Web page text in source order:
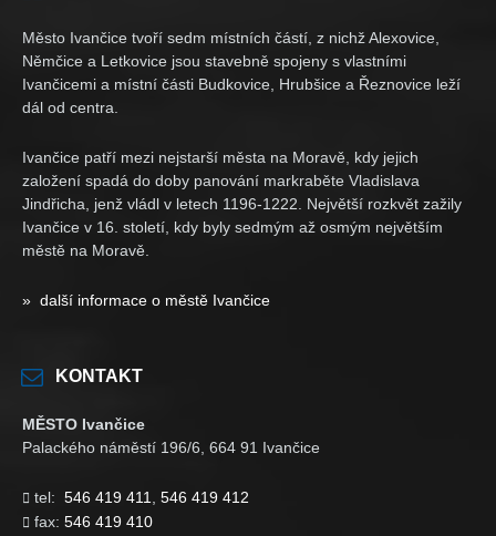
Město Ivančice tvoří sedm místních částí, z nichž Alexovice,
Němčice a Letkovice jsou stavebně spojeny s vlastními
Ivančicemi a místní části Budkovice, Hrubšice a Řeznovice leží
dál od centra.
Ivančice patří mezi nejstarší města na Moravě, kdy jejich
založení spadá do doby panování markraběte Vladislava
Jindřicha, jenž vládl v letech 1196-1222. Největší rozkvět zažily
Ivančice v 16. století, kdy byly sedmým až osmým největším
městě na Moravě.
» další informace o městě Ivančice
KONTAKT
MĚSTO Ivančice
Palackého náměstí 196/6, 664 91 Ivančice
 tel: 546 419 411 546 419 412
 fax: 546 419 410